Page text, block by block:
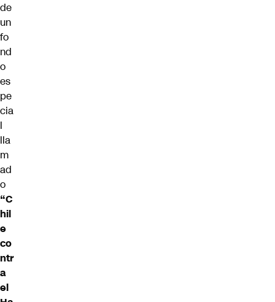
de
un
fo
nd
o
es
pe
cia
l
lla
m
ad
o
“C
hil
e
co
ntr
a
el